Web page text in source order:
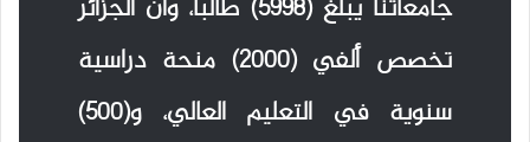
جامعاتنا يبلغ (5998) طالبا، وأن الجزائر
تخصص ألفي (2000) منحة دراسية
سنوية في التعليم العالي، و(500)